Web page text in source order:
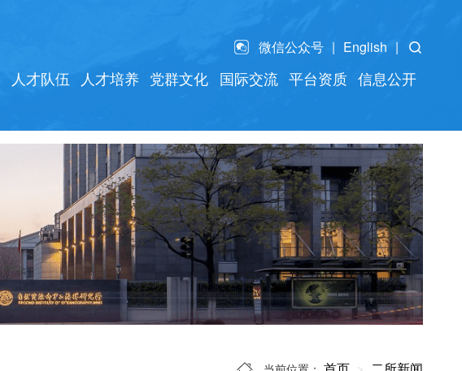
微信公众号 English
人才队伍 人才培养 党群文化 国际交流 平台资质 信息公开